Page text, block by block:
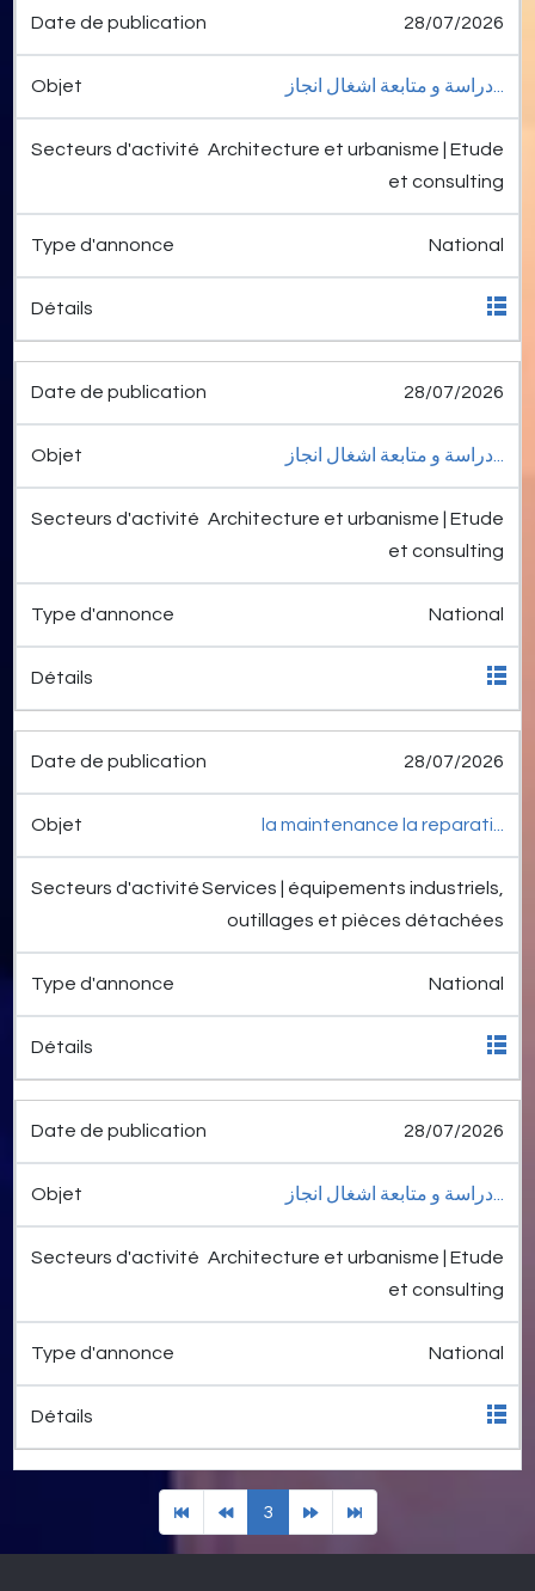
28/07/2026
دراسة و متابعة اشغال انجاز...
Architecture et urbanisme | Etude
et consulting
National
28/07/2026
دراسة و متابعة اشغال انجاز...
Architecture et urbanisme | Etude
et consulting
National
28/07/2026
la maintenance la reparati...
Services | équipements industriels,
outillages et pièces détachées
National
28/07/2026
دراسة و متابعة اشغال انجاز...
Architecture et urbanisme | Etude
et consulting
National
3